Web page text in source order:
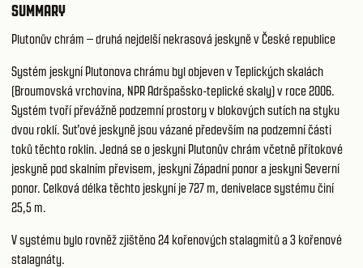
SUMMARY
Plutonův chrám – druhá nejdelší nekrasová jeskyně v České republice
Systém jeskyní Plutonova chrámu byl objeven v Teplických skalách
(Broumovská vrchovina, NPR Adršpašsko-teplické skaly) v roce 2006.
Systém tvoří převážně podzemní prostory v blokových sutích na styku
dvou roklí. Suťové jeskyně jsou vázané především na podzemní části
toků těchto roklin. Jedná se o jeskyni Plutonův chrám včetně přítokové
jeskyně pod skalním převisem, jeskyni Západní ponor a jeskyni Severní
ponor. Celková délka těchto jeskyní je 727 m, denivelace systému činí
25,5 m.
V systému bylo rovněž zjištěno 24 kořenových stalagmitů a 3 kořenové
stalagnáty.